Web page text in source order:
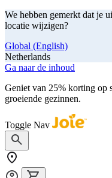
We hebben gemerkt dat je
locatie wijzigen?
Global (English)
Netherlands
Ga naar de inhoud
Geniet van 25% korting op
groeiende gezinnen.
Toggle Nav